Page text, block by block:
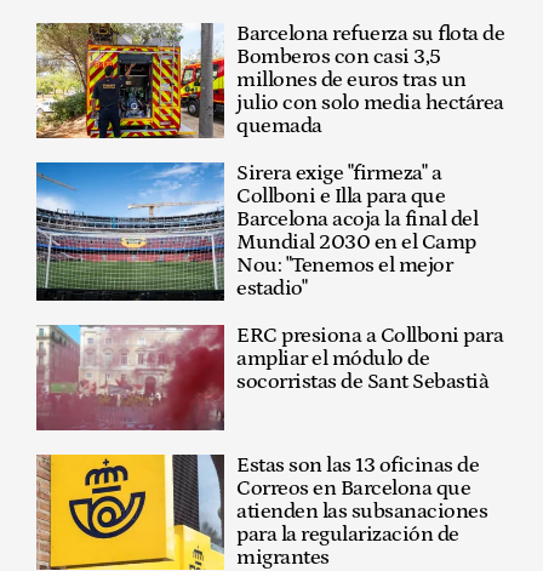
Barcelona refuerza su flota de
Bomberos con casi 3,5
millones de euros tras un
julio con solo media hectárea
quemada
Sirera exige "firmeza" a
Collboni e Illa para que
Barcelona acoja la final del
Mundial 2030 en el Camp
Nou: "Tenemos el mejor
estadio"
ERC presiona a Collboni para
ampliar el módulo de
socorristas de Sant Sebastià
Estas son las 13 oficinas de
Correos en Barcelona que
atienden las subsanaciones
para la regularización de
migrantes